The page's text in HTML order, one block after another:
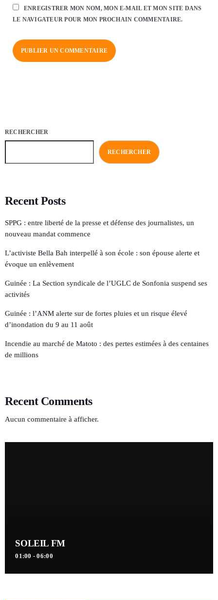
ENREGISTRER MON NOM, MON E-MAIL ET MON SITE DANS
LE NAVIGATEUR POUR MON PROCHAIN COMMENTAIRE.
RECHERCHER
RECHERCHER
Recent Posts
SPPG : entre liberté de la presse et défense des journalistes, un
nouveau mandat commence
L’activiste Bella Bah interpellé à son école : son épouse alerte et
évoque un enlèvement
Guinée : La Section syndicale de l’UGLC de Sonfonia suspend ses
activités
Guinée : l’ANM alerte sur de fortes pluies et un risque élevé
d’inondation du 9 au 11 août
Incendie au marché de Matoto : des pertes estimées à des centaines
de millions
Recent Comments
Aucun commentaire à afficher.
SOLEIL FM
01:00 - 06:00